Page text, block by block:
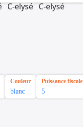
Couleur
blanc
Puissance fiscale
5